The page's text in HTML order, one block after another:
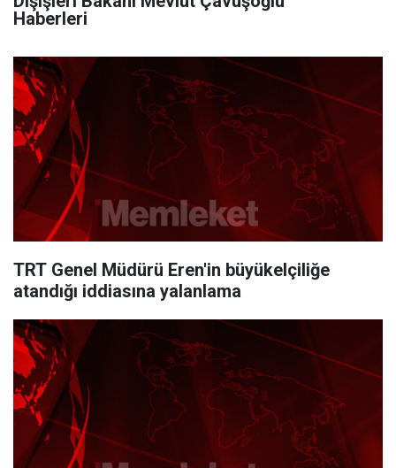
Haberleri
TRT Genel Müdürü Eren'in büyükelçiliğe
atandığı iddiasına yalanlama